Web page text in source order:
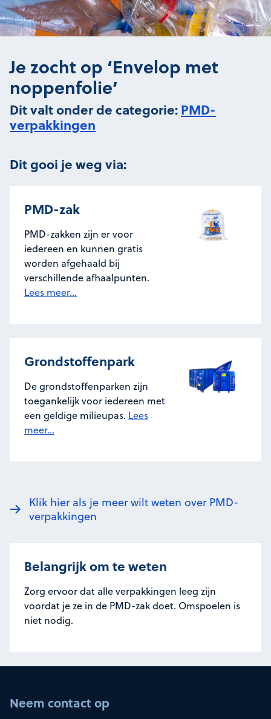
Je zocht op ‘Envelop met
noppenfolie’
Dit valt onder de categorie:PMD-
verpakkingen
Dit gooi je weg via:
PMD-zak
PMD-zakken zijn er voor
iedereen en kunnen gratis
worden afgehaald bij
verschillende afhaalpunten.
Lees meer...
Grondstoffenpark
De grondstoffenparken zijn
toegankelijk voor iedereen met
een geldige milieupas. Lees
meer...
Klik hier als je meer wilt weten over PMD-
verpakkingen
Belangrijk om te weten
Zorg ervoor dat alle verpakkingen leeg zijn
voordat je ze in de PMD-zak doet. Omspoelen is
niet nodig.
Neem contact op